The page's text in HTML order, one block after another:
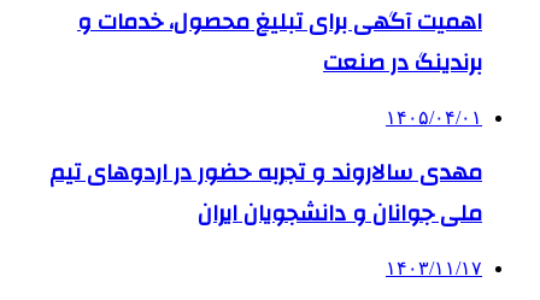
اهمیت آگهی برای تبلیغ محصول، خدمات و
برندینگ در صنعت
۱۴۰۵/۰۴/۰۱
مهدی سالاروند و تجربه حضور در اردوهای تیم
ملی جوانان و دانشجویان ایران
۱۴۰۳/۱۱/۱۷